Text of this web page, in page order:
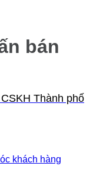
bán
Thành phố
khách hàng